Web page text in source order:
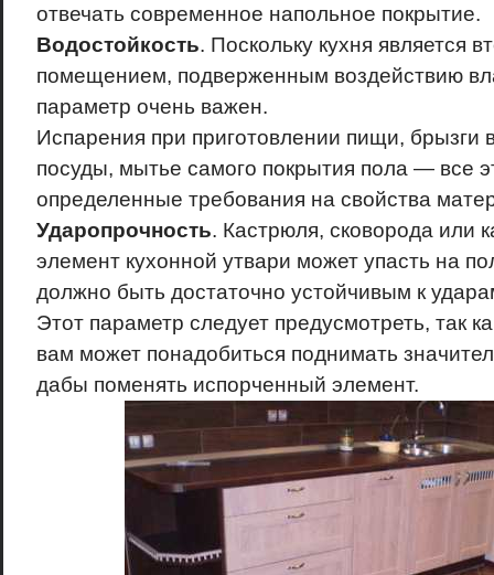
отвечать современное напольное покрытие.
Водостойкость. Поскольку кухня является
помещением, подверженным воздействию
параметр очень важен.
Испарения при приготовлении пищи, брызги
посуды, мытье самого покрытия пола — все
определенные требования на свойства
Ударопрочность. Кастрюля, сковорода или
элемент кухонной утвари может упасть на
должно быть достаточно устойчивым к
Этот параметр следует предусмотреть, так
вам может понадобиться поднимать
дабы поменять испорченный элемент.